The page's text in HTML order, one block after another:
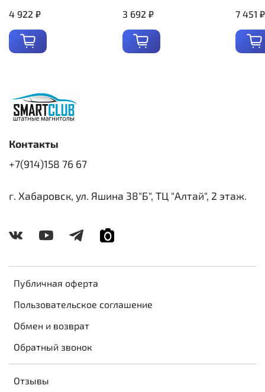
4 922 ₽ 3 692 ₽ 7 451 ₽
Публичная оферта
Пользовательское соглашение
Обмен и возврат
Обратный звонок
Отзывы
Контакты
+7(914)158 76 67
г. Хабаровск, ул. Яшина 38"Б", ТЦ "Алтай", 2 этаж.